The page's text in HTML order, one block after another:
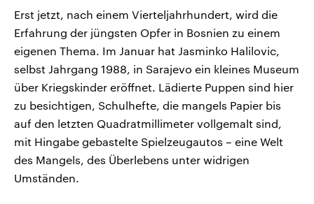
Erst jetzt, nach einem Vierteljahrhundert, wird die
Erfahrung der jüngsten Opfer in Bosnien zu einem
eigenen Thema. Im Januar hat Jasminko Halilovic,
selbst Jahrgang 1988, in Sarajevo ein kleines Museum
über Kriegskinder eröffnet. Lädierte Puppen sind hier
zu besichtigen, Schulhefte, die mangels Papier bis
auf den letzten Quadratmillimeter vollgemalt sind,
mit Hingabe gebastelte Spielzeugautos – eine Welt
des Mangels, des Überlebens unter widrigen
Umständen.